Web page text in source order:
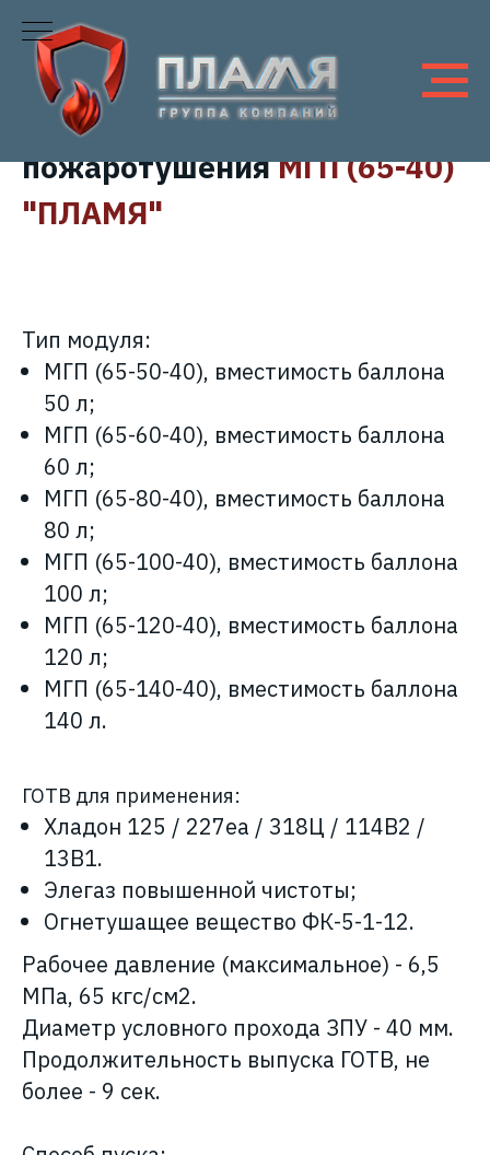
Модуль газового
пожаротушенияМГП (65-40)
"ПЛАМЯ"
Тип модуля:
МГП (65-50-40), вместимость баллона
50 л;
МГП (65-60-40), вместимость баллона
60 л;
МГП (65-80-40), вместимость баллона
80 л;
МГП (65-100-40), вместимость баллона
100 л;
МГП (65-120-40), вместимость баллона
120 л;
МГП (65-140-40), вместимость баллона
140 л.
ГОТВ для применения:
Хладон 125 / 227еа / 318Ц / 114В2 /
13В1.
Элегаз повышенной чистоты;
Огнетушащее вещество ФК-5-1-12.
Рабочее давление (максимальное) - 6,5
МПа, 65 кгс/см2.
Диаметр условного прохода ЗПУ - 40 мм.
Продолжительность выпуска ГОТВ, не
более - 9 сек.